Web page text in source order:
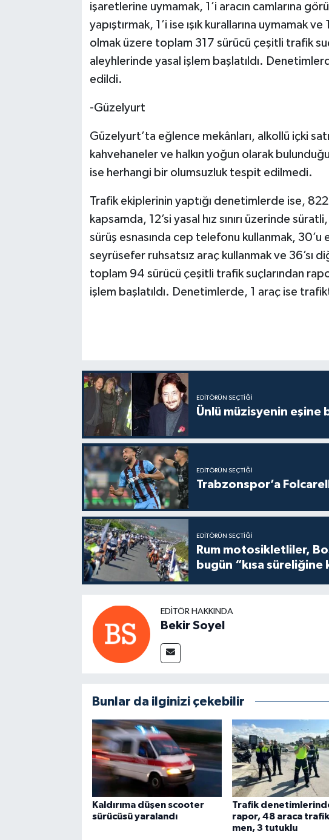
işaretlerine uymamak, 1’i aracın camlarına
yapıştırmak, 1’i ise ışık kurallarına uymamak
olmak üzere toplam 317 sürücü çeşitli trafik
aleyhlerinde yasal işlem başlatıldı.
edildi.
-Güzelyurt
Güzelyurt’ta eğlence mekânları, alkollü içki
kahvehaneler ve halkın yoğun olarak
ise herhangi bir olumsuzluk tespit edilmedi.
Trafik ekiplerinin yaptığı denetimlerde ise,
kapsamda, 12’si yasal hız sınırı üzerinde
sürüş esnasında cep telefonu kullanmak, 30’u
seyrüsefer ruhsatsız araç kullanmak ve 36’sı
toplam 94 sürücü çeşitli trafik suçlarından
işlem başlatıldı. Denetimlerde, 1 araç ise
EDITÖRÜN SEÇTIĞI
Ünlü müzisyenin eşine
EDITÖRÜN SEÇTIĞI
Trabzonspor’a
EDITÖRÜN SEÇTIĞI
Rum motosikletliler,
bugün “kısa süreliğine
EDITÖR HAKKINDA
Bekir Soyel
Bunlar da ilginizi çekebilir
Kaldırıma düşen scooter
sürücüsü yaralandı
Trafik
rapor, 48 araca
men, 3 tutuklu